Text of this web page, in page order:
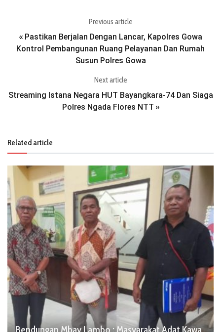
Previous article
« Pastikan Berjalan Dengan Lancar, Kapolres Gowa
Kontrol Pembangunan Ruang Pelayanan Dan Rumah
Susun Polres Gowa
Next article
Streaming Istana Negara HUT Bayangkara-74 Dan Siaga
Polres Ngada Flores NTT »
Related article
Bendungan Mbay Lambo : Masyarakat Adat Kawa